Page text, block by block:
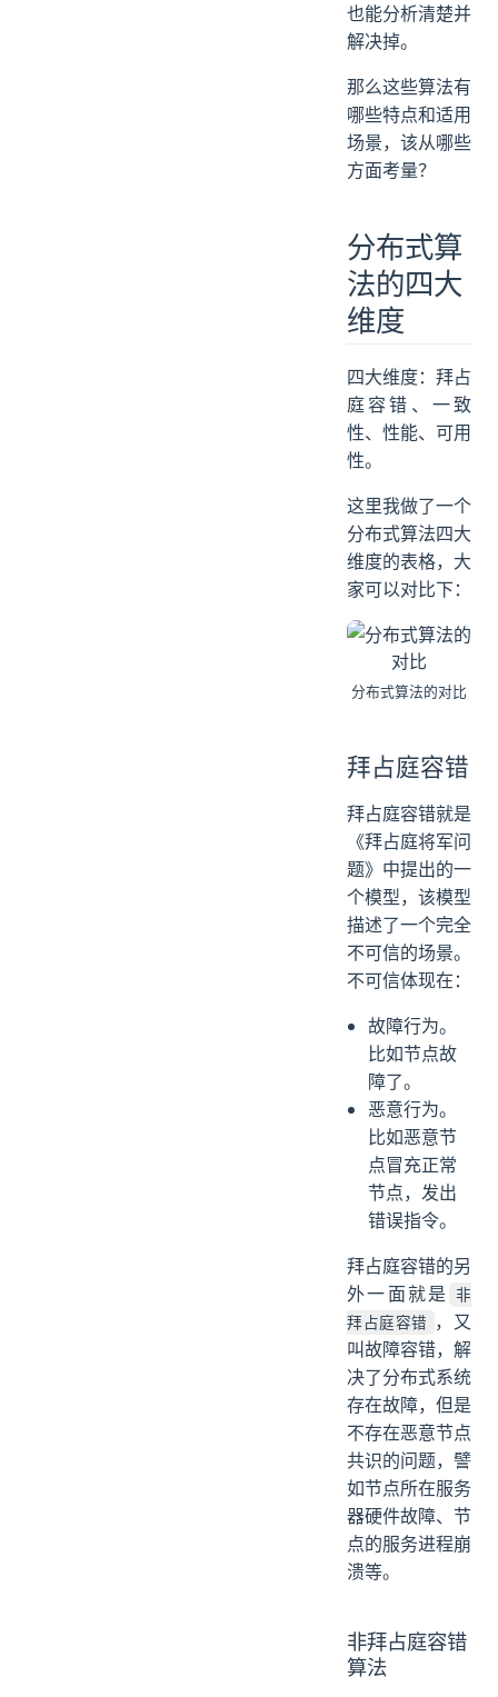
也能分析清楚并
解决掉。
那么这些算法有
哪些特点和适用
场景，该从哪些
方面考量？
分布式算
法的四大
维度
四大维度：拜占
庭容错、一致
性、性能、可用
性。
这里我做了一个
分布式算法四大
维度的表格，大
家可以对比下：
分布式算法的对比
拜占庭容错
拜占庭容错就是
《拜占庭将军问
题》中提出的一
个模型，该模型
描述了一个完全
不可信的场景。
不可信体现在：
故障行为。
比如节点故
障了。
恶意行为。
比如恶意节
点冒充正常
节点，发出
错误指令。
拜占庭容错的另
外一面就是
非
拜占庭容错
，又
叫故障容错，解
决了分布式系统
存在故障，但是
不存在恶意节点
共识的问题，譬
如节点所在服务
器硬件故障、节
点的服务进程崩
溃等。
非拜占庭容错
算法